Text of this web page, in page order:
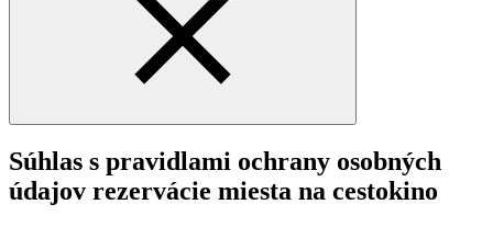
Súhlas s pravidlami ochrany osobných
údajov rezervácie miesta na cestokino